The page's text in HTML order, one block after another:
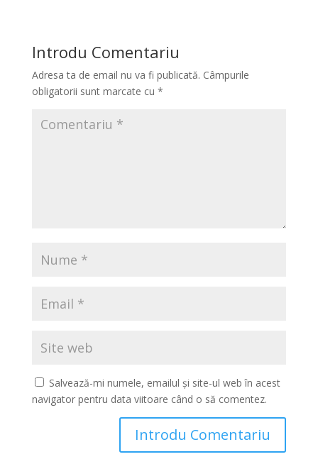
Introdu Comentariu
Adresa ta de email nu va fi publicată. Câmpurile
obligatorii sunt marcate cu *
Salvează-mi numele, emailul și site-ul web în acest
navigator pentru data viitoare când o să comentez.